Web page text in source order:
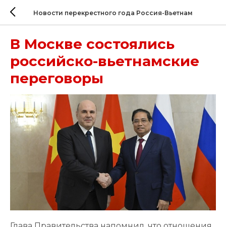
Новости перекрестного года Россия-Вьетнам
В Москве состоялись
российско-вьетнамские
переговоры